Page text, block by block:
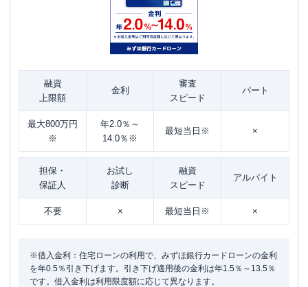
融資
上限額
金利
審査
スピード
パート
最大800万円
※
年2.0％～
14.0％※
最短当日※ ×
担保・
保証人
お試し
診断
融資
スピード
アルバイト
不要 × 最短当日※ ×
※借入金利：住宅ローンの利用で、みずほ銀行カードローンの金利
を年0.5％引き下げます。引き下げ適用後の金利は年1.5％～13.5％
です。借入金利は利用限度額に応じて異なります。